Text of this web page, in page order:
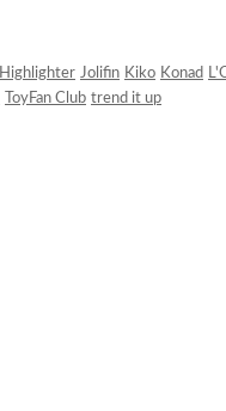
Highlighter Jolifin Kiko Konad
ToyFan Club trend it up